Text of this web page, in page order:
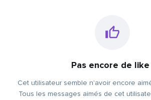
Pas encore de like
Cet utilisateur semble n'avoir encore
Tous les messages aimés de cet